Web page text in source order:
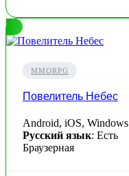
MMORPG
Повелитель Небес
Android, iOS, Windows
Русский язык: Есть
Браузерная